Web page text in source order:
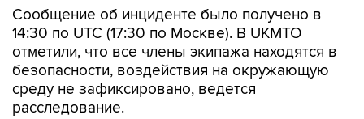
Сообщение об инциденте было получено в
14:30 по UTC (17:30 по Москве). В UKMTO
отметили, что все члены экипажа находятся в
безопасности, воздействия на окружающую
среду не зафиксировано, ведется
расследование.